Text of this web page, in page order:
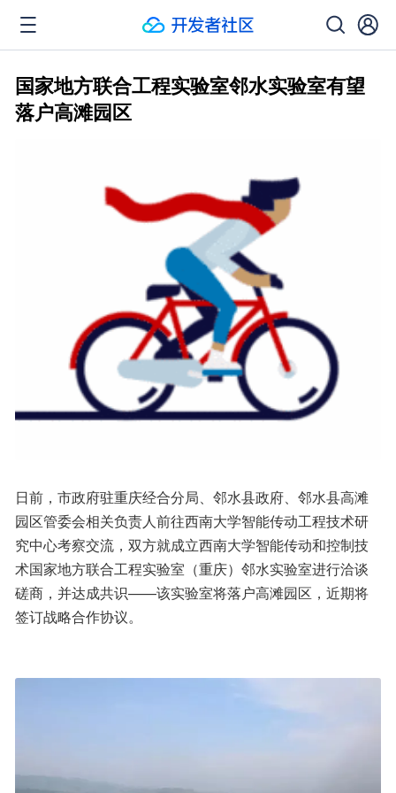
国家地方联合工程实验室邻水实验室有望
落户高滩园区
日前，市政府驻重庆经合分局、邻水县政府、邻水县高滩
园区管委会相关负责人前往西南大学智能传动工程技术研
究中心考察交流，双方就成立西南大学智能传动和控制技
术国家地方联合工程实验室（重庆）邻水实验室进行洽谈
磋商，并达成共识——该实验室将落户高滩园区，近期将
签订战略合作协议。